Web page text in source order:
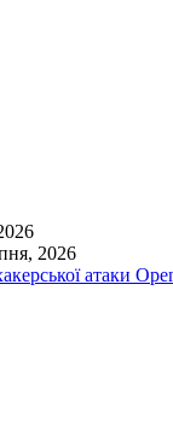
2026
атаки